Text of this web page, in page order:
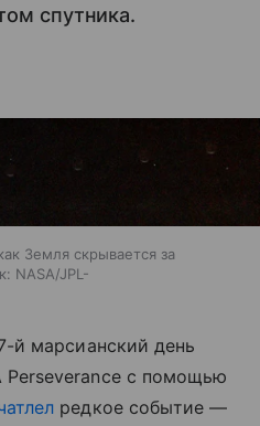
спутника.
Земля скрывается за
NASA/JPL-
й марсианский день
Perseverance с помощью
редкое событие —